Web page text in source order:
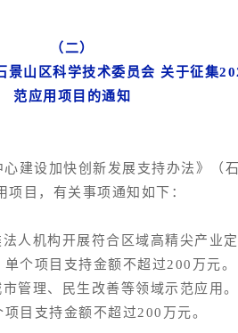
（二）
景山区科学技术委员会 关于征集
范应用项目的通知
设加快创新发展支持办法》（
目，有关事项通知如下：
机构开展符合区域高精尖产业定
个项目支持金额不超过200万元。
理、民生改善等领域示范应用。
目支持金额不超过200万元。